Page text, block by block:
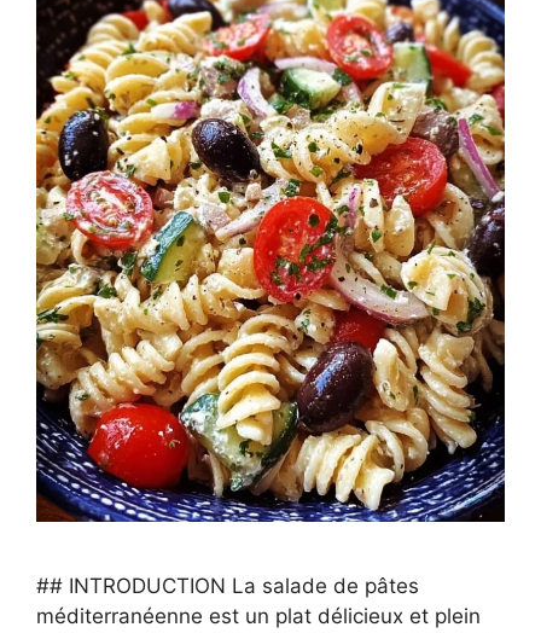
## INTRODUCTION La salade de pâtes
méditerranéenne est un plat délicieux et plein